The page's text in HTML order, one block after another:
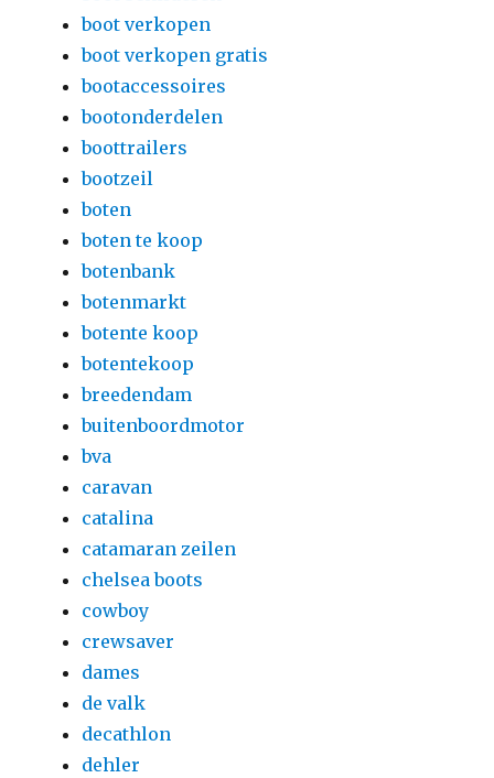
boot verkopen
boot verkopen gratis
bootaccessoires
bootonderdelen
boottrailers
bootzeil
boten
boten te koop
botenbank
botenmarkt
botente koop
botentekoop
breedendam
buitenboordmotor
bva
caravan
catalina
catamaran zeilen
chelsea boots
cowboy
crewsaver
dames
de valk
decathlon
dehler